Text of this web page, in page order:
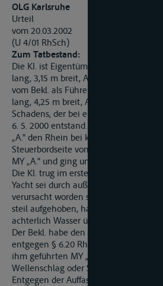
OLG Karlsruhe
Urteil
vom 20.03.2002
(U 4/01 RhSch)
Zum Tatbestand:
Die KI. ist Eigentümerin der Motoryacht
lang, 3,15 m breit, Antriebsleistung 2 x
vom Bekl. als Führer und Eigentümer
lang, 4,25 m breit, Antriebsleistung 2 x
Schadens, der bei einem
6. 5. 2000 entstand. An diesem Tag
„A." den Rhein bei km 410,5 zu Berg
Steuerbordseite von MY „C." überholt.
MY „A." und ging unter.
Die KI. trug im ersten Rechtszug im
Yacht sei durch außerordentlich starke
verursacht worden seien, erfasst
steil aufgehoben, habe nach beiden
achterlich Wasser übernommen und
Der Bekl. habe den Unfall schuldhaft
entgegen § 6.20 RheinSchPV die
ihm geführten MY „C." nicht so
Wellenschlag oder Sogwirkung
Entgegen der Auffassung des Bekl.